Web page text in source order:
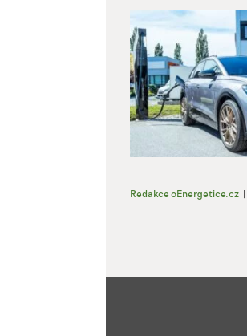
Redakce oEnergetice.cz |